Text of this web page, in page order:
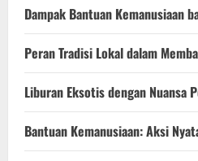
Dampak Bantuan Kemanusiaan
Peran Tradisi Lokal dalam
Liburan Eksotis dengan Nuansa
Bantuan Kemanusiaan: Aksi